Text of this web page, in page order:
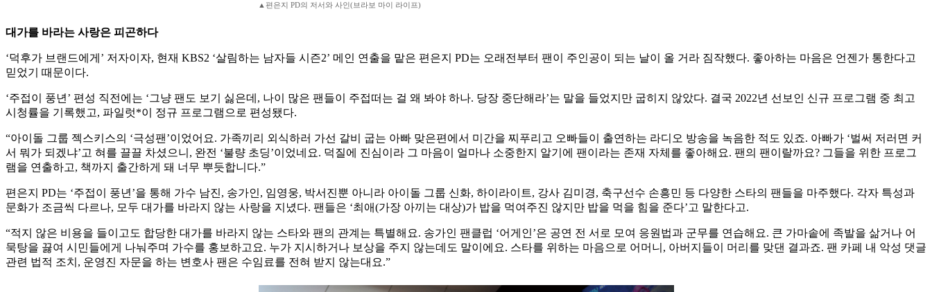
▲편은지 PD의 저서와 사인(브라보 마이 라이프)
대가를 바라는 사랑은 피곤하다
‘덕후가 브랜드에게’ 저자이자, 현재 KBS2 ‘살림하는 남자들 시즌2’ 메인 연출을 맡은 편은지 PD는 오래전부터 팬이 주인공이 되는 날이 올 거라 짐작했다. 좋아하는 마음은 언젠가 통한다고
믿었기 때문이다.
‘주접이 풍년’ 편성 직전에는 ‘그냥 팬도 보기 싫은데, 나이 많은 팬들이 주접떠는 걸 왜 봐야 하나. 당장 중단해라’는 말을 들었지만 굽히지 않았다. 결국 2022년 선보인 신규 프로그램 중 최고
시청률을 기록했고, 파일럿*이 정규 프로그램으로 편성됐다.
“아이돌 그룹 젝스키스의 ‘극성팬’이었어요. 가족끼리 외식하러 가선 갈비 굽는 아빠 맞은편에서 미간을 찌푸리고 오빠들이 출연하는 라디오 방송을 녹음한 적도 있죠. 아빠가 ‘벌써 저러면 커
서 뭐가 되겠냐’고 혀를 끌끌 차셨으니, 완전 ‘불량 초딩’이었네요. 덕질에 진심이라 그 마음이 얼마나 소중한지 알기에 팬이라는 존재 자체를 좋아해요. 팬의 팬이랄까요? 그들을 위한 프로그
램을 연출하고, 책까지 출간하게 돼 너무 뿌듯합니다.”
편은지 PD는 ‘주접이 풍년’을 통해 가수 남진, 송가인, 임영웅, 박서진뿐 아니라 아이돌 그룹 신화, 하이라이트, 강사 김미경, 축구선수 손흥민 등 다양한 스타의 팬들을 마주했다. 각자 특성과
문화가 조금씩 다르나, 모두 대가를 바라지 않는 사랑을 지녔다. 팬들은 ‘최애(가장 아끼는 대상)가 밥을 먹여주진 않지만 밥을 먹을 힘을 준다’고 말한다고.
“적지 않은 비용을 들이고도 합당한 대가를 바라지 않는 스타와 팬의 관계는 특별해요. 송가인 팬클럽 ‘어게인’은 공연 전 서로 모여 응원법과 군무를 연습해요. 큰 가마솥에 족발을 삶거나 어
묵탕을 끓여 시민들에게 나눠주며 가수를 홍보하고요. 누가 지시하거나 보상을 주지 않는데도 말이에요. 스타를 위하는 마음으로 어머니, 아버지들이 머리를 맞댄 결과죠. 팬 카페 내 악성 댓글
관련 법적 조치, 운영진 자문을 하는 변호사 팬은 수임료를 전혀 받지 않는대요.”